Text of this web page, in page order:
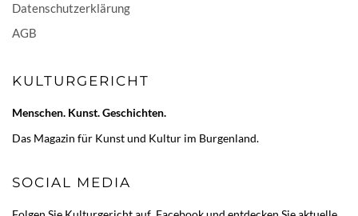
Datenschutzerklärung
AGB
KULTURGERICHT
Menschen. Kunst. Geschichten.
Das Magazin für Kunst und Kultur im Burgenland.
SOCIAL MEDIA